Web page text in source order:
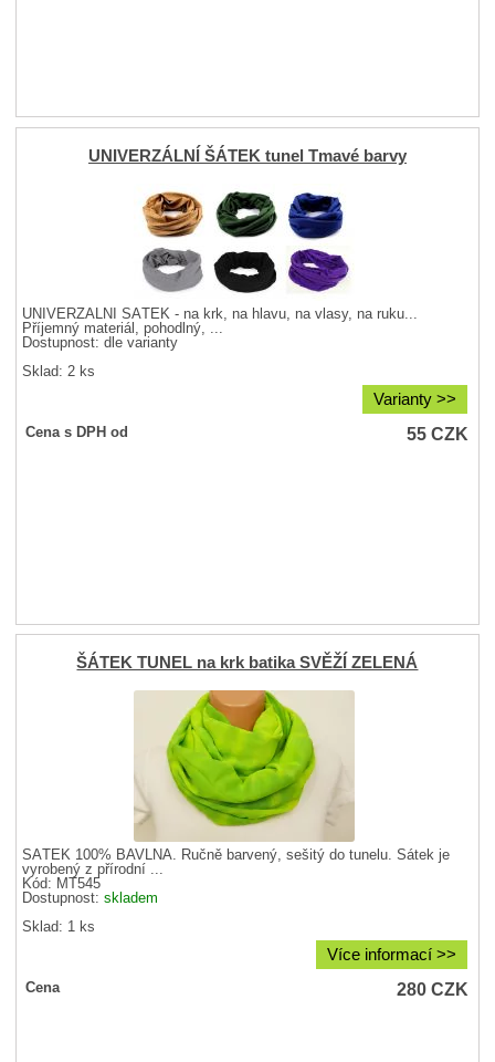
UNIVERZÁLNÍ ŠÁTEK tunel Tmavé barvy
UNIVERZÁLNÍ ŠÁTEK - na krk, na hlavu, na vlasy, na ruku...
Příjemný materiál, pohodlný, ...
Dostupnost:dle varianty
Sklad: 2 ks
Varianty >>
Cena s DPH od 55CZK
ŠÁTEK TUNEL na krk batika SVĚŽÍ ZELENÁ
ŠÁTEK 100% BAVLNA. Ručně barvený, sešitý do tunelu. Šátek je
vyrobený z přírodní ...
Kód: MT545
Dostupnost:skladem
Sklad: 1 ks
Více informací >>
Cena 280CZK